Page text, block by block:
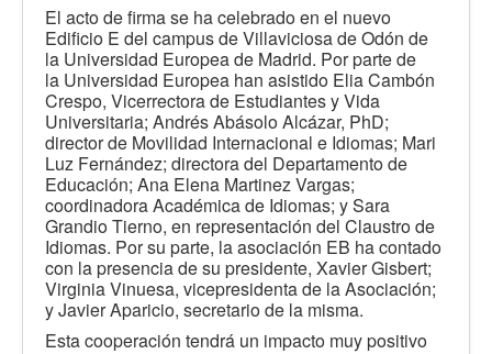
El acto de firma se ha celebrado en el nuevo
Edificio E del campus de Villaviciosa de Odón de
la Universidad Europea de Madrid. Por parte de
la Universidad Europea han asistido Elia Cambón
Crespo, Vicerrectora de Estudiantes y Vida
Universitaria; Andrés Abásolo Alcázar, PhD;
director de Movilidad Internacional e Idiomas; Mari
Luz Fernández; directora del Departamento de
Educación; Ana Elena Martinez Vargas;
coordinadora Académica de Idiomas; y Sara
Grandio Tierno, en representación del Claustro de
Idiomas. Por su parte, la asociación EB ha contado
con la presencia de su presidente, Xavier Gisbert;
Virginia Vinuesa, vicepresidenta de la Asociación;
y Javier Aparicio, secretario de la misma.
Esta cooperación tendrá un impacto muy positivo